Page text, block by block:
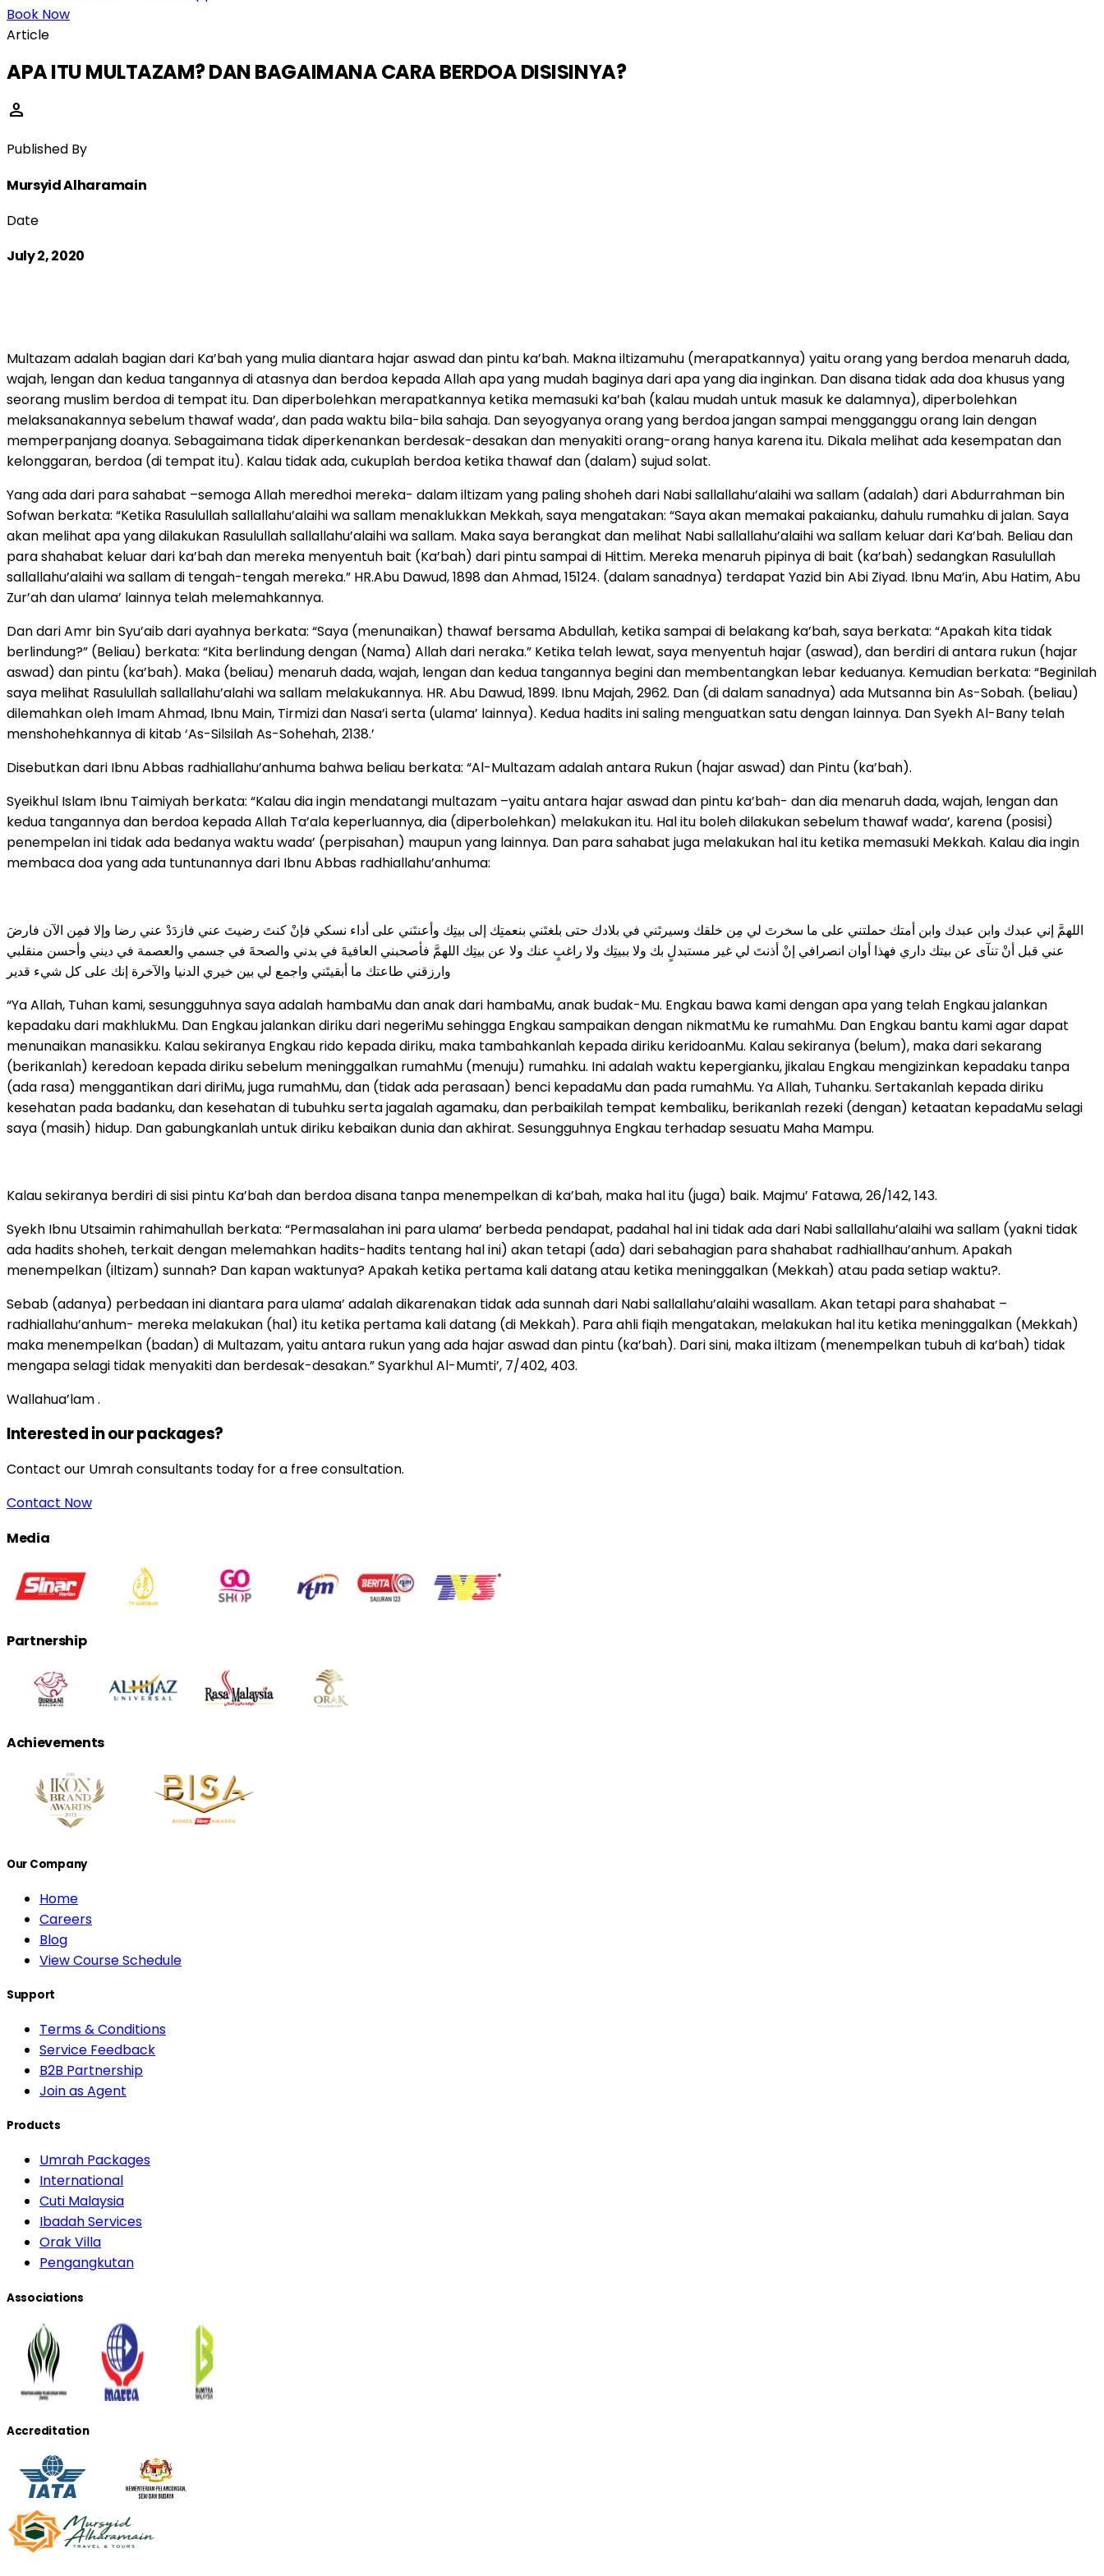
Book Now
Article
APA ITU MULTAZAM? DAN BAGAIMANA CARA BERDOA DISISINYA?
person
Published By
Mursyid Alharamain
Date
July 2, 2020
Multazam adalah bagian dari Ka’bah yang mulia diantara hajar aswad dan pintu ka’bah. Makna iltizamuhu (merapatkannya) yaitu orang yang berdoa menaruh dada,
wajah, lengan dan kedua tangannya di atasnya dan berdoa kepada Allah apa yang mudah baginya dari apa yang dia inginkan. Dan disana tidak ada doa khusus yang
seorang muslim berdoa di tempat itu. Dan diperbolehkan merapatkannya ketika memasuki ka’bah (kalau mudah untuk masuk ke dalamnya), diperbolehkan
melaksanakannya sebelum thawaf wada’, dan pada waktu bila-bila sahaja. Dan seyogyanya orang yang berdoa jangan sampai mengganggu orang lain dengan
memperpanjang doanya. Sebagaimana tidak diperkenankan berdesak-desakan dan menyakiti orang-orang hanya karena itu. Dikala melihat ada kesempatan dan
kelonggaran, berdoa (di tempat itu). Kalau tidak ada, cukuplah berdoa ketika thawaf dan (dalam) sujud solat.
Yang ada dari para sahabat –semoga Allah meredhoi mereka- dalam iltizam yang paling shoheh dari Nabi sallallahu’alaihi wa sallam (adalah) dari Abdurrahman bin
Sofwan berkata: “Ketika Rasulullah sallallahu’alaihi wa sallam menaklukkan Mekkah, saya mengatakan: “Saya akan memakai pakaianku, dahulu rumahku di jalan. Saya
akan melihat apa yang dilakukan Rasulullah sallallahu’alaihi wa sallam. Maka saya berangkat dan melihat Nabi sallallahu’alaihi wa sallam keluar dari Ka’bah. Beliau dan
para shahabat keluar dari ka’bah dan mereka menyentuh bait (Ka’bah) dari pintu sampai di Hittim. Mereka menaruh pipinya di bait (ka’bah) sedangkan Rasulullah
sallallahu’alaihi wa sallam di tengah-tengah mereka.” HR.Abu Dawud, 1898 dan Ahmad, 15124. (dalam sanadnya) terdapat Yazid bin Abi Ziyad. Ibnu Ma’in, Abu Hatim, Abu
Zur’ah dan ulama’ lainnya telah melemahkannya.
Dan dari Amr bin Syu’aib dari ayahnya berkata: “Saya (menunaikan) thawaf bersama Abdullah, ketika sampai di belakang ka’bah, saya berkata: “Apakah kita tidak
berlindung?” (Beliau) berkata: “Kita berlindung dengan (Nama) Allah dari neraka.” Ketika telah lewat, saya menyentuh hajar (aswad), dan berdiri di antara rukun (hajar
aswad) dan pintu (ka’bah). Maka (beliau) menaruh dada, wajah, lengan dan kedua tangannya begini dan membentangkan lebar keduanya. Kemudian berkata: “Beginilah
saya melihat Rasulullah sallallahu’alahi wa sallam melakukannya. HR. Abu Dawud, 1899. Ibnu Majah, 2962. Dan (di dalam sanadnya) ada Mutsanna bin As-Sobah. (beliau)
dilemahkan oleh Imam Ahmad, Ibnu Main, Tirmizi dan Nasa’i serta (ulama’ lainnya). Kedua hadits ini saling menguatkan satu dengan lainnya. Dan Syekh Al-Bany telah
menshohehkannya di kitab ‘As-Silsilah As-Sohehah, 2138.’
Disebutkan dari Ibnu Abbas radhiallahu’anhuma bahwa beliau berkata: “Al-Multazam adalah antara Rukun (hajar aswad) dan Pintu (ka’bah).
Syeikhul Islam Ibnu Taimiyah berkata: “Kalau dia ingin mendatangi multazam –yaitu antara hajar aswad dan pintu ka’bah- dan dia menaruh dada, wajah, lengan dan
kedua tangannya dan berdoa kepada Allah Ta’ala keperluannya, dia (diperbolehkan) melakukan itu. Hal itu boleh dilakukan sebelum thawaf wada’, karena (posisi)
penempelan ini tidak ada bedanya waktu wada’ (perpisahan) maupun yang lainnya. Dan para sahabat juga melakukan hal itu ketika memasuki Mekkah. Kalau dia ingin
membaca doa yang ada tuntunannya dari Ibnu Abbas radhiallahu’anhuma:
اللهمَّ إني عبدك وابن عبدك وابن أمتك حملتني على ما سخرتَ لي مِن خلقك وسيرتَني في بلادك حتى بلغتَني بنعمتِك إلى بيتِك وأعنتَني على أداء نسكي فإنْ كنتَ رضيتَ عني فازدَدْ عني رضا وإلا فمِن الآن فارضَ
عني قبل أنْ تنآى عن بيتك داري فهذا أوان انصرافي إنْ أذنتَ لي غير مستبدلٍ بك ولا ببيتِك ولا راغبٍ عنك ولا عن بيتِك اللهمَّ فأصحبني العافيةَ في بدني والصحةَ في جسمي والعصمة في ديني وأحسن منقلبي
وارزقني طاعتك ما أبقيتَني واجمع لي بين خيري الدنيا والآخرة إنك على كل شيء قدير
“Ya Allah, Tuhan kami, sesungguhnya saya adalah hambaMu dan anak dari hambaMu, anak budak-Mu. Engkau bawa kami dengan apa yang telah Engkau jalankan
kepadaku dari makhlukMu. Dan Engkau jalankan diriku dari negeriMu sehingga Engkau sampaikan dengan nikmatMu ke rumahMu. Dan Engkau bantu kami agar dapat
menunaikan manasikku. Kalau sekiranya Engkau rido kepada diriku, maka tambahkanlah kepada diriku keridoanMu. Kalau sekiranya (belum), maka dari sekarang
(berikanlah) keredoan kepada diriku sebelum meninggalkan rumahMu (menuju) rumahku. Ini adalah waktu kepergianku, jikalau Engkau mengizinkan kepadaku tanpa
(ada rasa) menggantikan dari diriMu, juga rumahMu, dan (tidak ada perasaan) benci kepadaMu dan pada rumahMu. Ya Allah, Tuhanku. Sertakanlah kepada diriku
kesehatan pada badanku, dan kesehatan di tubuhku serta jagalah agamaku, dan perbaikilah tempat kembaliku, berikanlah rezeki (dengan) ketaatan kepadaMu selagi
saya (masih) hidup. Dan gabungkanlah untuk diriku kebaikan dunia dan akhirat. Sesungguhnya Engkau terhadap sesuatu Maha Mampu.
Kalau sekiranya berdiri di sisi pintu Ka’bah dan berdoa disana tanpa menempelkan di ka’bah, maka hal itu (juga) baik. Majmu’ Fatawa, 26/142, 143.
Syekh Ibnu Utsaimin rahimahullah berkata: “Permasalahan ini para ulama’ berbeda pendapat, padahal hal ini tidak ada dari Nabi sallallahu’alaihi wa sallam (yakni tidak
ada hadits shoheh, terkait dengan melemahkan hadits-hadits tentang hal ini) akan tetapi (ada) dari sebahagian para shahabat radhiallhau’anhum. Apakah
menempelkan (iltizam) sunnah? Dan kapan waktunya? Apakah ketika pertama kali datang atau ketika meninggalkan (Mekkah) atau pada setiap waktu?.
Sebab (adanya) perbedaan ini diantara para ulama’ adalah dikarenakan tidak ada sunnah dari Nabi sallallahu’alaihi wasallam. Akan tetapi para shahabat –
radhiallahu’anhum- mereka melakukan (hal) itu ketika pertama kali datang (di Mekkah). Para ahli fiqih mengatakan, melakukan hal itu ketika meninggalkan (Mekkah)
maka menempelkan (badan) di Multazam, yaitu antara rukun yang ada hajar aswad dan pintu (ka’bah). Dari sini, maka iltizam (menempelkan tubuh di ka’bah) tidak
mengapa selagi tidak menyakiti dan berdesak-desakan.” Syarkhul Al-Mumti’, 7/402, 403.
Wallahua’lam .
Interested in our packages?
Contact our Umrah consultants today for a free consultation.
Contact Now
Media
Partnership
Achievements
Our Company
Home
Careers
Blog
View Course Schedule
Support
Terms & Conditions
Service Feedback
B2B Partnership
Join as Agent
Products
Umrah Packages
International
Cuti Malaysia
Ibadah Services
Orak Villa
Pengangkutan
Associations
Accreditation